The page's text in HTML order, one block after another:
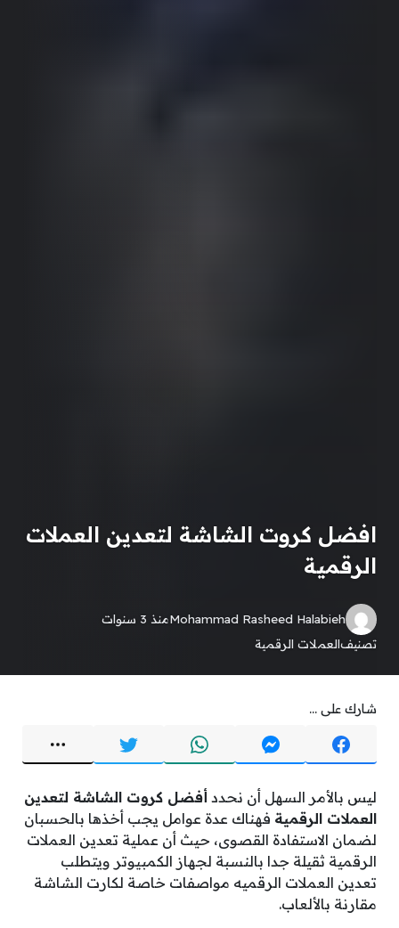
افضل كروت الشاشة لتعدين العملات
الرقمية
Mohammad Rasheed Halabiehمنذ 3 سنوات
تصنيفالعملات الرقمية
شارك على ...
ليس بالأمر السهل أن نحدد أفضل كروت الشاشة لتعدين
العملات الرقمية فهناك عدة عوامل يجب أخذها بالحسبان
لضمان الاستفادة القصوى، حيث أن عملية تعدين العملات
الرقمية ثقيلة جدا بالنسبة لجهاز الكمبيوتر ويتطلب
تعدين العملات الرقميه مواصفات خاصة لكارت الشاشة
مقارنة بالألعاب.